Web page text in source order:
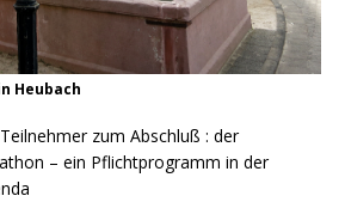
Heubach
zum Abschluß : der
– ein Pflichtprogramm in der